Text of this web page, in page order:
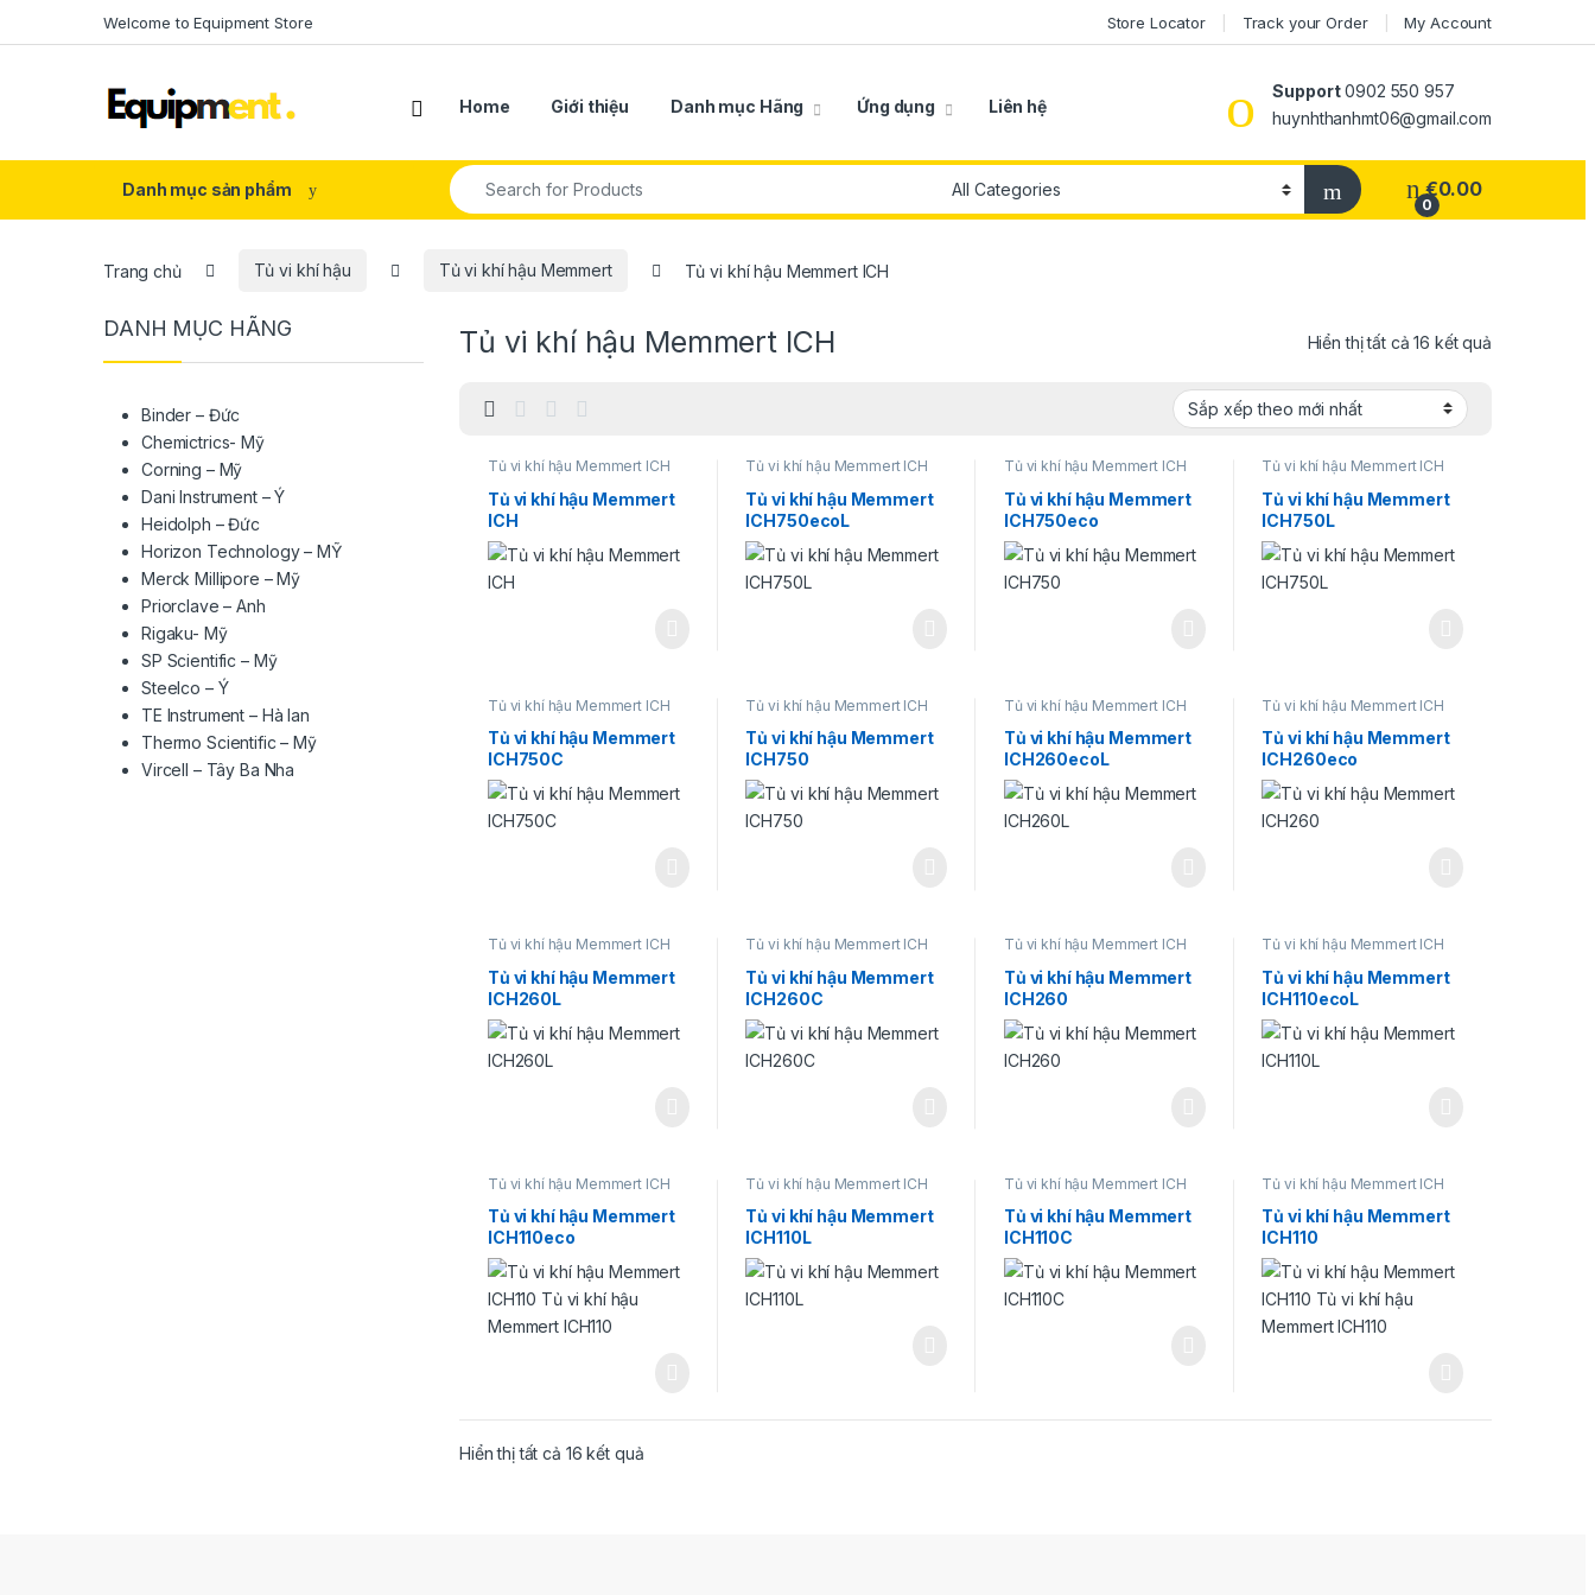
Welcome to Equipment Store Store Locator Track your Order My Account
Home Giới thiệu Danh mục Hãng Ứng dụng Liên hệ
Support0902 550 957
huynhthanhmt06@gmail.com
Danh mục sản phẩm
Search for:
0
€0.00
Trang chủ Tủ vi khí hậu Tủ vi khí hậu Memmert Tủ vi khí hậu Memmert ICH
Tủ vi khí hậu Memmert ICH Hiển thị tất cả 16 kết quả
Tủ vi khí hậu Memmert ICH
Tủ vi khí hậu Memmert
ICH
Tủ vi khí hậu Memmert ICH
Tủ vi khí hậu Memmert
ICH750ecoL
Tủ vi khí hậu Memmert ICH
Tủ vi khí hậu Memmert
ICH750eco
Tủ vi khí hậu Memmert ICH
Tủ vi khí hậu Memmert
ICH750L
Tủ vi khí hậu Memmert ICH
Tủ vi khí hậu Memmert
ICH750C
Tủ vi khí hậu Memmert ICH
Tủ vi khí hậu Memmert
ICH750
Tủ vi khí hậu Memmert ICH
Tủ vi khí hậu Memmert
ICH260ecoL
Tủ vi khí hậu Memmert ICH
Tủ vi khí hậu Memmert
ICH260eco
Tủ vi khí hậu Memmert ICH
Tủ vi khí hậu Memmert
ICH260L
Tủ vi khí hậu Memmert ICH
Tủ vi khí hậu Memmert
ICH260C
Tủ vi khí hậu Memmert ICH
Tủ vi khí hậu Memmert
ICH260
Tủ vi khí hậu Memmert ICH
Tủ vi khí hậu Memmert
ICH110ecoL
Tủ vi khí hậu Memmert ICH
Tủ vi khí hậu Memmert
ICH110eco
Tủ vi khí hậu Memmert ICH
Tủ vi khí hậu Memmert
ICH110L
Tủ vi khí hậu Memmert ICH
Tủ vi khí hậu Memmert
ICH110C
Tủ vi khí hậu Memmert ICH
Tủ vi khí hậu Memmert
ICH110
Hiển thị tất cả 16 kết quảĐã sắp xếp theo mới nhất
DANH MỤC HÃNG
Binder – Đức
Chemictrics- Mỹ
Corning – Mỹ
Dani Instrument – Ý
Heidolph – Đức
Horizon Technology – MỸ
Merck Millipore – Mỹ
Priorclave – Anh
Rigaku- Mỹ
SP Scientific – Mỹ
Steelco – Ý
TE Instrument – Hà lan
Thermo Scientific – Mỹ
Vircell – Tây Ba Nha